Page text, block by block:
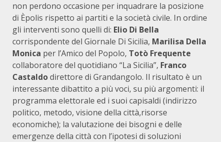
non perdono occasione per inquadrare la posizione
di Èpolis rispetto ai partiti e la società civile. In ordine
gli interventi sono quelli di: Elio Di Bella
corrispondente del Giornale Di Sicilia, Marilisa Della
Monica per l’Amico del Popolo, Totò Frequente
collaboratore del quotidiano “La Sicilia”, Franco
Castaldodirettore di Grandangolo. Il risultato è un
interessante dibattito a più voci, su più argomenti: il
programma elettorale ed i suoi capisaldi (indirizzo
politico, metodo, visione della città,risorse
economiche); la valutazione dei bisogni e delle
emergenze della città con l’ipotesi di soluzioni